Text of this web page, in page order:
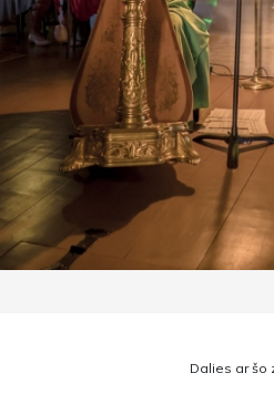
Dalies ar šo